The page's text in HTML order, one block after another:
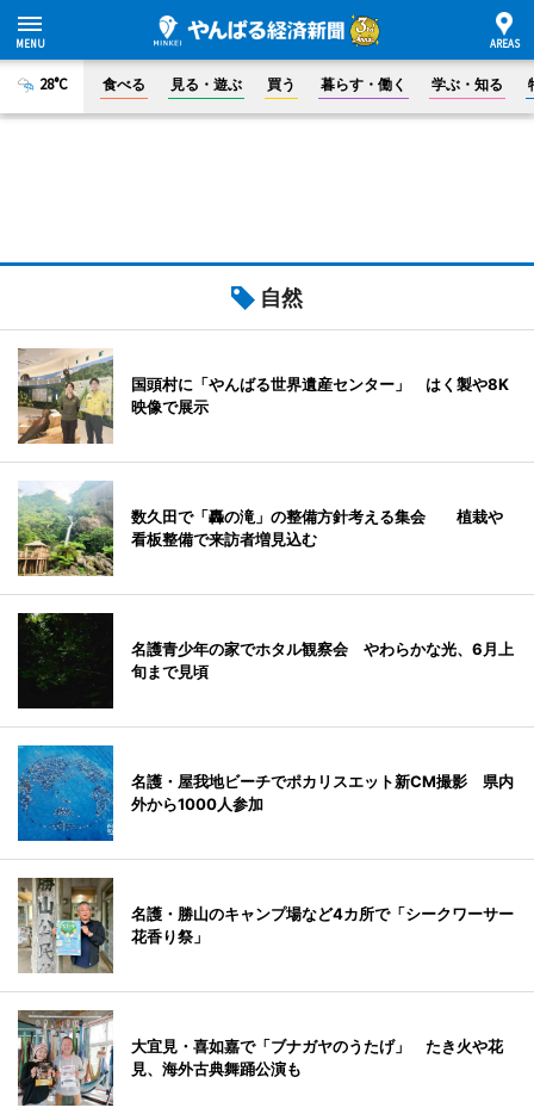
28°C 食べる 見る・遊ぶ 買う 暮らす・働く 学ぶ・知る
自然
国頭村に「やんばる世界遺産センター」 はく製や8K
映像で展示
数久田で「轟の滝」の整備方針考える集会 植栽や
看板整備で来訪者増見込む
名護青少年の家でホタル観察会 やわらかな光、6月上
旬まで見頃
名護・屋我地ビーチでポカリスエット新CM撮影 県内
外から1000人参加
名護・勝山のキャンプ場など4カ所で「シークワーサー
花香り祭」
大宜見・喜如嘉で「ブナガヤのうたげ」 たき火や花
見、海外古典舞踊公演も